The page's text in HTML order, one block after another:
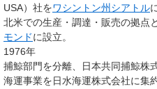
USA）社をワシントン州 シアトル
北米での生産・調達・販売の拠点
モンドに設立。
1976年
捕鯨部門を分離、日本共同捕鯨株
海運事業を日水海運株式会社に集